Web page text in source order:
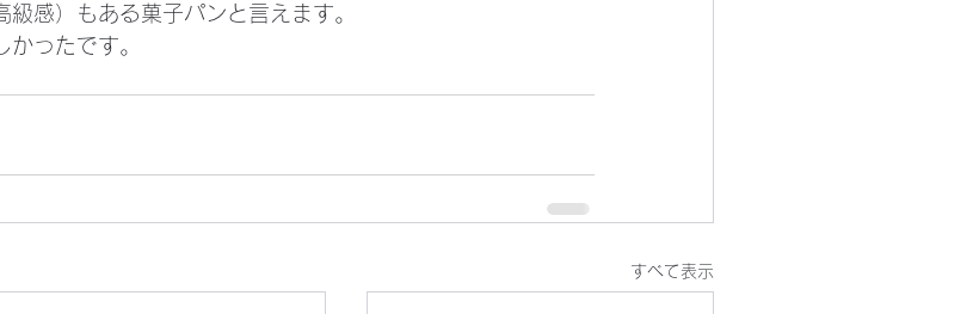
感）もある菓子パンと言えます。
ったです。
すべて表示